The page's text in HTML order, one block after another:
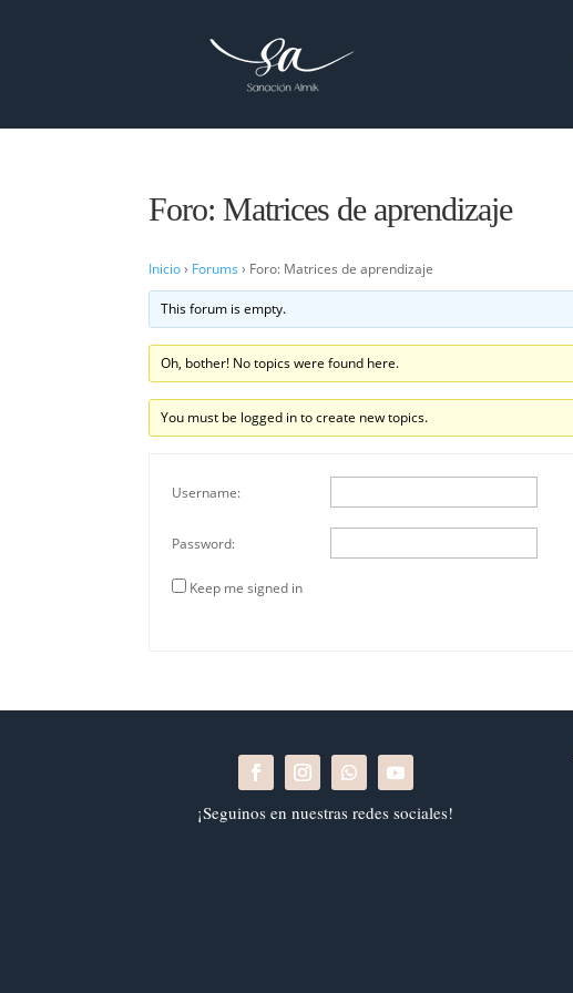
Foro: Matrices de aprendizaje
Inicio › Forums › Foro: Matrices de aprendizaje
This forum is empty.
Oh, bother! No topics were found here.
You must be logged in to create new topics.
Username:
Password:
Keep me signed in
¡Seguinos en nuestras redes sociales!